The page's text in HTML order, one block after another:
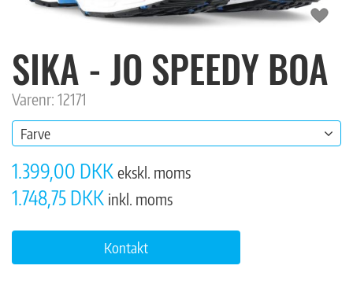
SIKA - JO SPEEDY BOA
Varenr: 12171
Farve
1.399,00 DKK ekskl. moms
1.748,75 DKK inkl. moms
Kontakt